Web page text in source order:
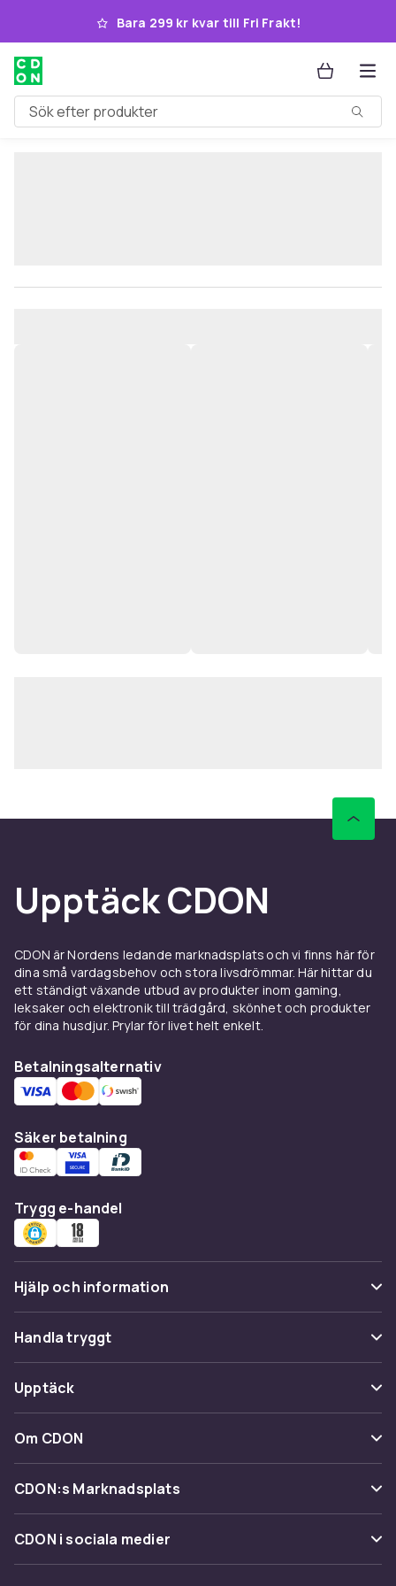
Hoppa till huvudinnehållet
Bara 299 kr kvar till Fri Frakt!
Sök efter produkter
Upptäck CDON
CDON är Nordens ledande marknadsplats och vi finns här för
dina små vardagsbehov och stora livsdrömmar. Här hittar du
ett ständigt växande utbud av produkter inom gaming,
leksaker och elektronik till trädgård, skönhet och produkter
för dina husdjur. Prylar för livet helt enkelt.
Betalningsalternativ
Säker betalning
Trygg e-handel
Hjälp och information
Vanliga frågor
Spåra paket
Ångra & Returnera här
Kundservice
Handla tryggt
Betalning
Leverans
Återkallelser
Upptäck
Kategorier
Varumärken
Shopit.se
Om CDON
Om oss
Kundrecensioner
CDON:s Marknadsplats
Sälj på CDON
Bli affiliate
CDON i sociala medier